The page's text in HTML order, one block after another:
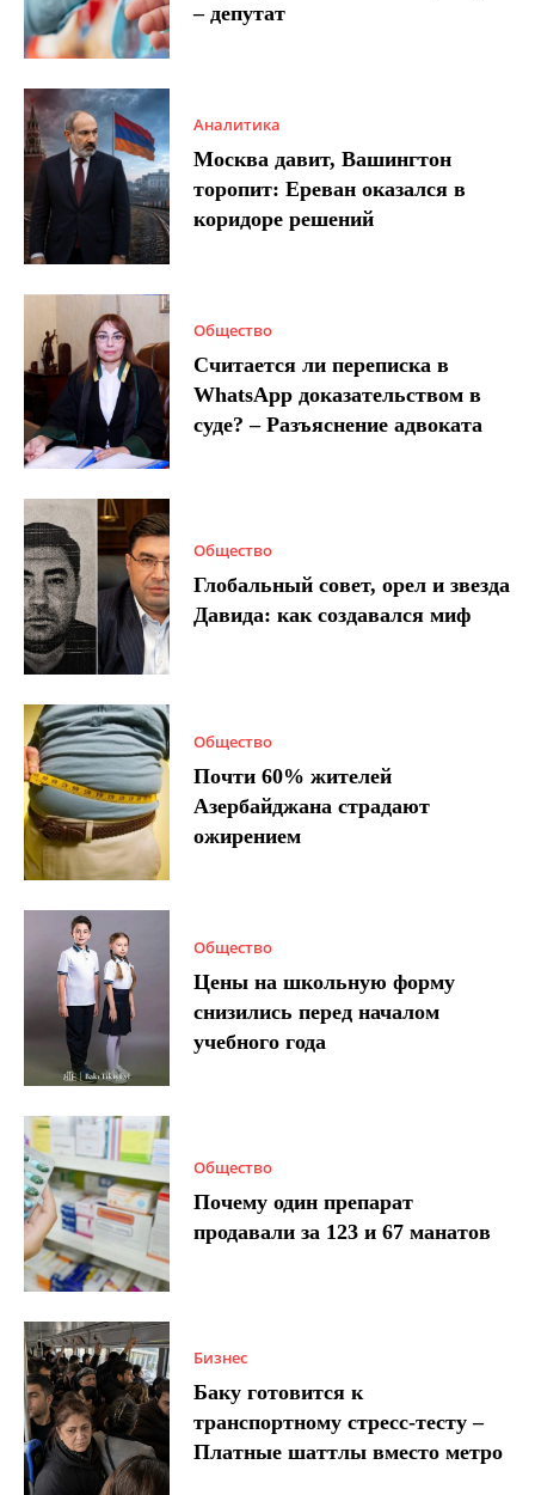
– депутат
Аналитика
Москва давит, Вашингтон
торопит: Ереван оказался в
коридоре решений
Общество
Считается ли переписка в
WhatsApp доказательством в
суде? – Разъяснение адвоката
Общество
Глобальный совет, орел и звезда
Давида: как создавался миф
Общество
Почти 60% жителей
Азербайджана страдают
ожирением
Общество
Цены на школьную форму
снизились перед началом
учебного года
Общество
Почему один препарат
продавали за 123 и 67 манатов
Бизнес
Баку готовится к
транспортному стресс-тесту –
Платные шаттлы вместо метро